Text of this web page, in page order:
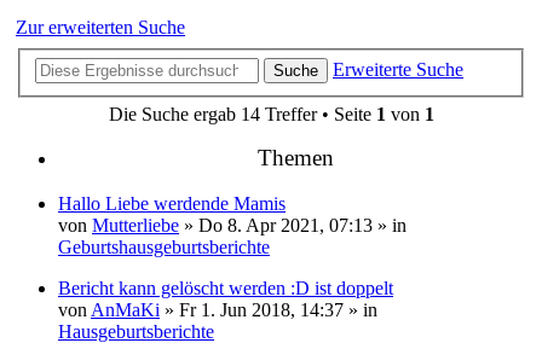
Zur erweiterten Suche
Suche Erweiterte Suche
Die Suche ergab 14 Treffer • Seite 1 von 1
Themen
Hallo Liebe werdende Mamis
von Mutterliebe » Do 8. Apr 2021, 07:13 » in
Geburtshausgeburtsberichte
Bericht kann gelöscht werden :D ist doppelt
von AnMaKi » Fr 1. Jun 2018, 14:37 » in
Hausgeburtsberichte